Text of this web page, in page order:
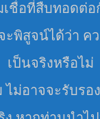
เชื่อที่สืบทอดต่อ
ะพิสูจน์ได้ว่า ค
เป็นจริงหรือไม่
ไม่อาจจะรับรอ